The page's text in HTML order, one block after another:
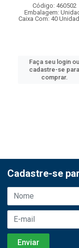
Código: 460502
Embalagem:
Caixa Com: 40
Faça seu login ou
cadastre-se para
comprar.
Cadastre-se